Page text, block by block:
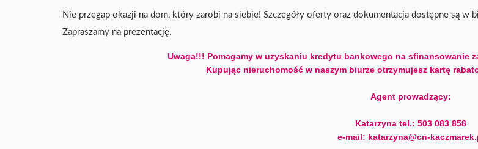
Nie przegap okazji na dom, który zarobi na siebie! Szczegóły oferty oraz dokumentacja dostępne są w
Zapraszamy na prezentację.
Uwaga!!! Pomagamy w uzyskaniu kredytu bankowego na sfinansowanie
Kupując nieruchomość w naszym biurze otrzymujesz kartę
Agent prowadzący:
Katarzyna tel.: 503 083 858
e-mail: katarzyna@cn-